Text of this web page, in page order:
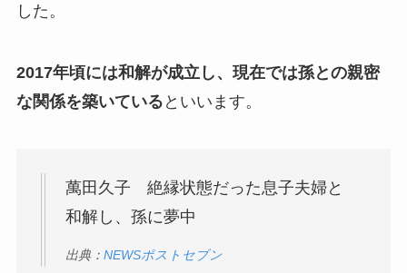
した。
2017年頃には和解が成立し、現在では孫との親密
な関係を築いている といいます。
萬田久子 絶縁状態だった息子夫婦と
和解し、孫に夢中
出典： NEWSポストセブン